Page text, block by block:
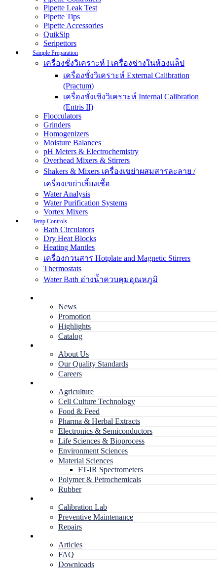
Pipette Leak Test
Pipette Tips
Pipette Accessories
QuikSip
Seripettors
Sample Preparation
เครื่องชั่งวิเคราะห์ l เครื่องช่างในห้องแล็ป
เครื่องชั่งวิเคราะห์ External Calibration
(Practum)
เครื่องชั่งเชิงวิเคราะห์ Internal Calibration
(Entris II)
Flocculators
Grinders
Homogenizers
Moisture Balances
pH Meters & Electrochemistry
Overhead Mixers & Stirrers
Shakers & Mixers เครื่องเขย่าผสมสารละลาย /
เครื่องเขย่าเลี้ยงเชื้อ
Water Analysis
Water Purification Systems
Vortex Mixers
Temp Controls
Bath Circulators
Dry Heat Blocks
Heating Mantles
เครื่องกวนสาร Hotplate and Magnetic Stirrers
Thermostats
Water Bath อ่างน้ำควบคุมอุณหภูมิ
News
Promotion
Highlights
Catalog
About Us
Our Quality Standards
Careers
Agriculture
Cell Culture Technology
Food & Feed
Pharma & Herbal Extracts
Electronics & Semiconductors
Life Sciences & Bioprocess
Environment Sciences
Material Sciences
FT-IR Spectrometers
Polymer & Petrochemicals
Rubber
Calibration Lab
Preventive Maintenance
Repairs
Articles
FAQ
Downloads